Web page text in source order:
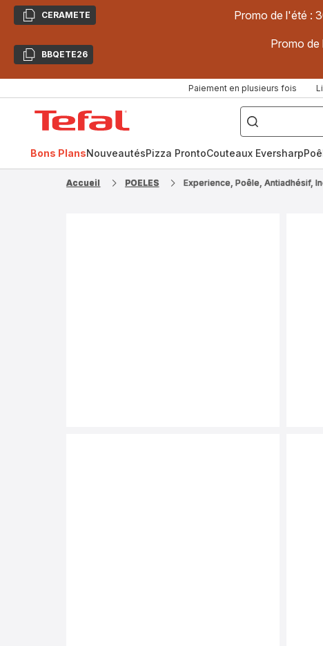
CopierCERAMETE Promo de l'été :
CopierBBQETE26
Promo de
Paiement en plusieurs fois
["Poêles
inox,
Cake
Factory,
Bons PlansNouveautésPizza ProntoCouteaux Eversharp
Accueil POELES Experience, Poêle, Antiadhésif,